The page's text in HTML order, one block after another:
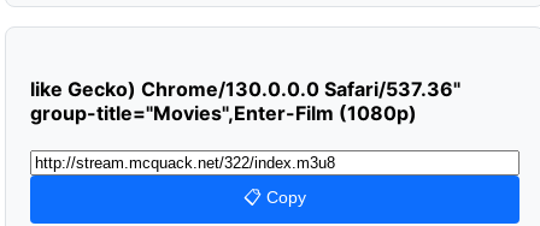
like Gecko) Chrome/130.0.0.0 Safari/537.36"
group-title="Movies",Enter-Film (1080p)
📋 Copy